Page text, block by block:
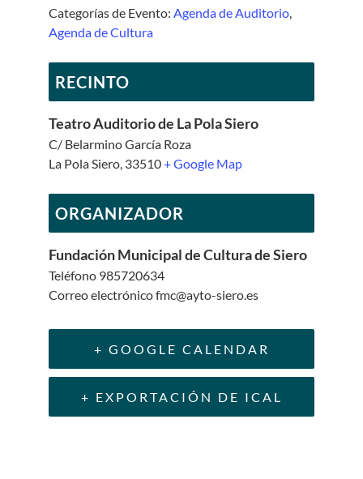
Categorías de Evento: Agenda de Auditorio
Agenda de Cultura
RECINTO
Teatro Auditorio de La Pola Siero
C/ Belarmino García Roza
La Pola Siero 33510+ Google Map
ORGANIZADOR
Fundación Municipal de Cultura de Siero
Teléfono 985720634
Correo electrónicofmc@ayto-siero.es
+ GOOGLE CALENDAR
+ EXPORTACIÓN DE ICAL